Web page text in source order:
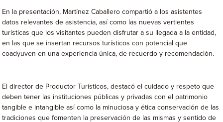
En la presentación, Martínez Caballero compartió a los asistentes
datos relevantes de asistencia, así como las nuevas vertientes
turísticas que los visitantes pueden disfrutar a su llegada a la entidad,
en las que se insertan recursos turísticos con potencial que
coadyuven en una experiencia única, de recuerdo y recomendación.
El director de Productor Turísticos, destacó el cuidado y respeto que
deben tener las instituciones públicas y privadas con el patrimonio
tangible e intangible así como la minuciosa y ética conservación de las
tradiciones que fomenten la preservación de las mismas y sentido de